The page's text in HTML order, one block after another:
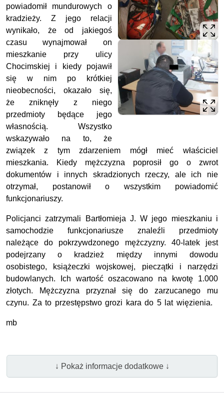
powiadomił mundurowych o
kradzieży. Z jego relacji
wynikało, że od jakiegoś
czasu wynajmował on
mieszkanie przy ulicy
Chocimskiej i kiedy pojawił
się w nim po krótkiej
nieobecności, okazało się,
że zniknęły z niego
przedmioty będące jego
własnością. Wszystko
wskazywało na to, że
związek z tym zdarzeniem mógł mieć właściciel
mieszkania. Kiedy mężczyzna poprosił go o zwrot
dokumentów i innych skradzionych rzeczy, ale ich nie
otrzymał, postanowił o wszystkim powiadomić
funkcjonariuszy.
Policjanci zatrzymali Bartłomieja J. W jego mieszkaniu i
samochodzie funkcjonariusze znaleźli przedmioty
należące do pokrzywdzonego mężczyzny. 40-latek jest
podejrzany o kradzież między innymi dowodu
osobistego, książeczki wojskowej, pieczątki i narzędzi
budowlanych. Ich wartość oszacowano na kwotę 1.000
złotych. Mężczyzna przyznał się do zarzucanego mu
czynu. Za to przestępstwo grozi kara do 5 lat więzienia.
mb
↓ Pokaż informacje dodatkowe ↓